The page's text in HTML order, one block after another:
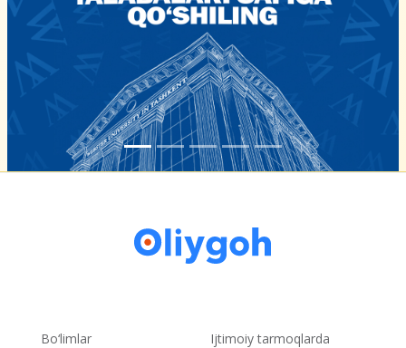
Bo‘limlar Ijtimoiy tarmoqlarda